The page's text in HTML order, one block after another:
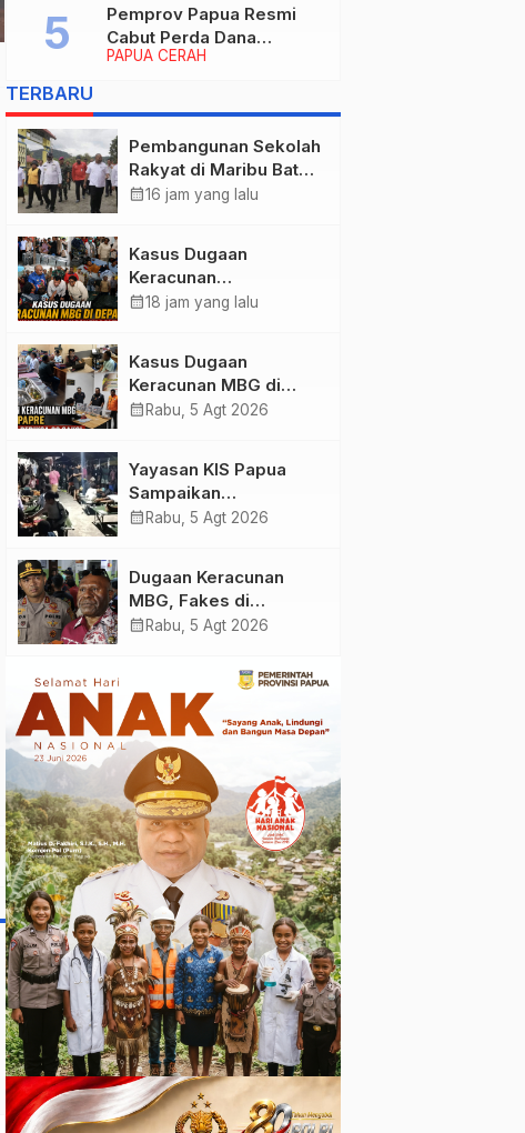
periode 2026–2030
PAPUA CERAH
Pemprov Papua Resmi
Cabut Perda Dana
Cadangan, Dialihkan
Pembangunan dan
Layanan Publik
TERBARU
Pembangunan Sekolah
Rakyat di Maribu Batal,
Dipindahkan ke Muara
calendar_month16 jam yang lalu
Kasus Dugaan
Keracunan
MBG: Wamengadri
yang Ditemukan
calendar_month18 jam yang lalu
Kasus Dugaan
Keracunan MBG di
Kabupaten Jayapura,
calendar_month Rabu, 5 Agt 2026
Yayasan KIS Papua
Sampaikan
Permohonan Maaf dan
Keracunan MBG di
Depapre
calendar_month Rabu, 5 Agt 2026
Dugaan Keracunan
MBG, Fakes di
Kabupaten Jayapura
Ratusan Korban
calendar_month Rabu, 5 Agt 2026